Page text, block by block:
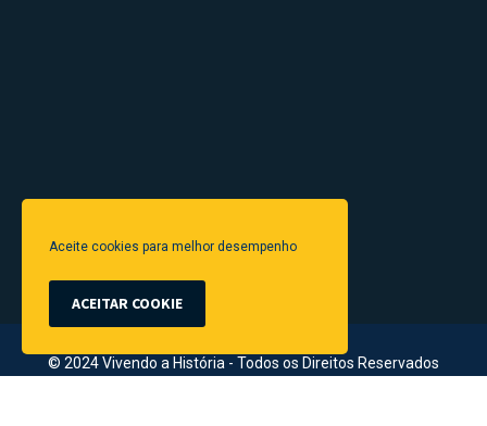
© 2024 Vivendo a História - Todos os Direitos Reservados
Aceite cookies para melhor desempenho
ACEITAR COOKIE